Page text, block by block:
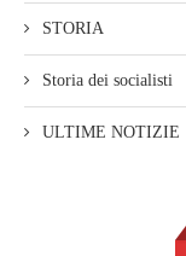
STORIA
Storia dei socialisti
ULTIME NOTIZIE